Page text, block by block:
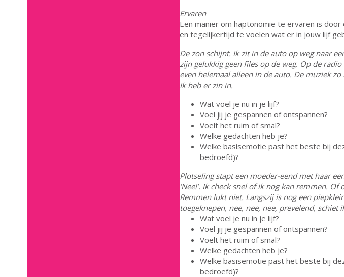
Ervaren
Een manier om haptonomie te ervaren is
en tegelijkertijd te voelen wat er in jouw lijf
De zon schijnt. Ik zit in de auto op weg naar
zijn gelukkig geen files op de weg. Op de
even helemaal alleen in de auto. De muziek
Ik heb er zin in.
Wat voel je nu in je lijf?
Voel jij je gespannen of ontspannen?
Voelt het ruim of smal?
Welke gedachten heb je?
Welke basisemotie past het beste bij
bedroefd)?
Plotseling stapt een moeder-eend met haar
‘Nee!’. Ik check snel of ik nog kan remmen.
Remmen lukt niet. Langszij is nog een
toegeknepen, nee, nee, nee, prevelend, schiet
Wat voel je nu in je lijf?
Voel jij je gespannen of ontspannen?
Voelt het ruim of smal?
Welke gedachten heb je?
Welke basisemotie past het beste bij
bedroefd)?